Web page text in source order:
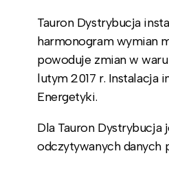
Tauron Dystrybucja
harmonogram wymian
powoduje zmian w
lutym 2017 r. Instalacja
Energetyki.
Dla Tauron
odczytywanych danych